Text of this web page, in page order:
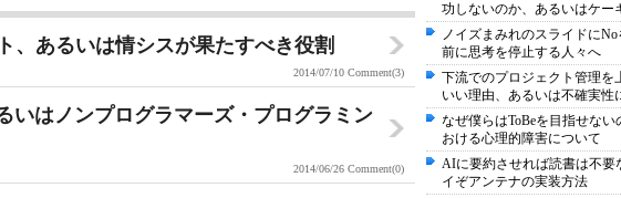
、あるいは情シスが果たすべき役割
2014/07/10 Comment(3)
いはノンプログラマーズ・プログラミン
2014/06/26 Comment(0)
功しないのか、あるいはケー
ノイズまみれのスライドに
前に思考を停止する人々へ
下流でのプロジェクト管理を
いい理由、あるいは不確実性
なぜ僕らはToBeを目指せな
おける心理的障害について
AIに要約させれば読書は不要
イぞアンテナの実装方法